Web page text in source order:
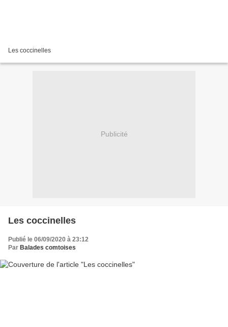
Les coccinelles
Publicité
Les coccinelles
Publié le 06/09/2020 à 23:12
Par Balades comtoises